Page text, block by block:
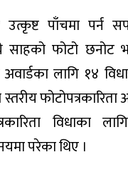
उत्कृष्ट पाँचमा पर्न
फोटो छनोट
अवार्डका लागि १४
फोटोपत्रकारिता
विधाका
परेका थिए ।